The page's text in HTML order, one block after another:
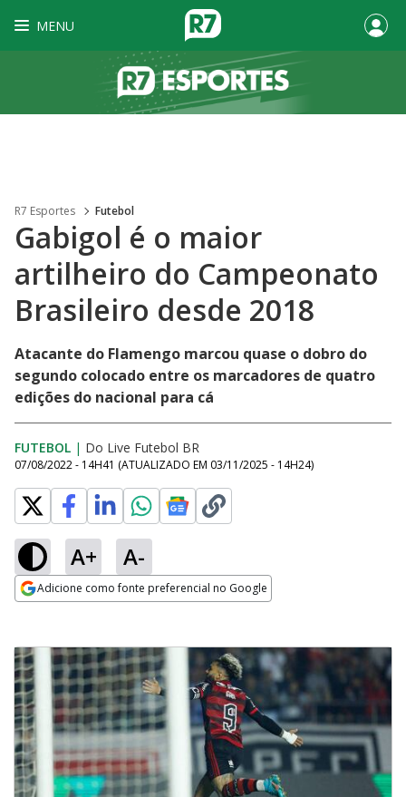
MENU
R7 Esportes Futebol
Gabigol é o maior
artilheiro do Campeonato
Brasileiro desde 2018
Atacante do Flamengo marcou quase o dobro do
segundo colocado entre os marcadores de quatro
edições do nacional para cá
FUTEBOL | Do Live Futebol BR
07/08/2022 - 14H41 (ATUALIZADO EM 03/11/2025 - 14H24)
A+ A-
Adicione como fonte preferencial no Google